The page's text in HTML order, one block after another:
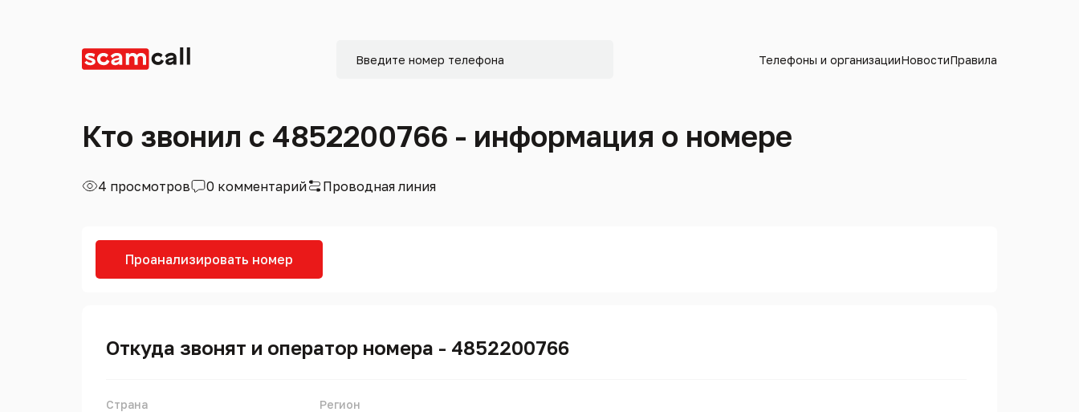
Телефоны и организацииНовостиПравила
Кто звонил с 4852200766 - информация о номере
4 просмотров 0 комментарий Проводная линия
Проанализировать номер
Откуда звонят и оператор номера - 4852200766
Страна Регион